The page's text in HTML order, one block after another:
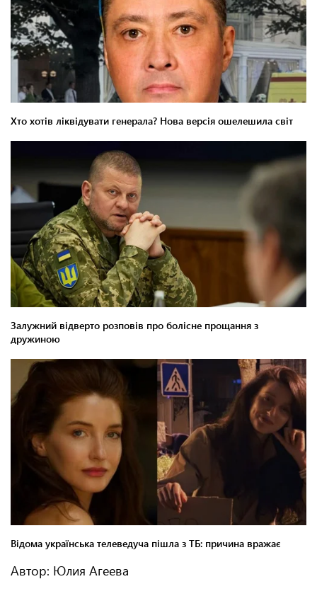
Автор: Юлия Агеева